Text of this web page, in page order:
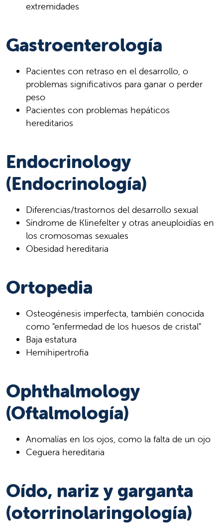
extremidades
Gastroenterología
Pacientes con retraso en el desarrollo, o
problemas significativos para ganar o perder
peso
Pacientes con problemas hepáticos
hereditarios
Endocrinology
(Endocrinología)
Diferencias/trastornos del desarrollo sexual
Síndrome de Klinefelter y otras aneuploidías en
los cromosomas sexuales
Obesidad hereditaria
Ortopedia
Osteogénesis imperfecta, también conocida
como "enfermedad de los huesos de cristal"
Baja estatura
Hemihipertrofia
Ophthalmology
(Oftalmología)
Anomalías en los ojos, como la falta de un ojo
Ceguera hereditaria
Oído, nariz y garganta
(otorrinolaringología)